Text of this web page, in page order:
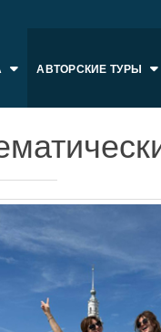
АВТОРСКИЕ ТУРЫ